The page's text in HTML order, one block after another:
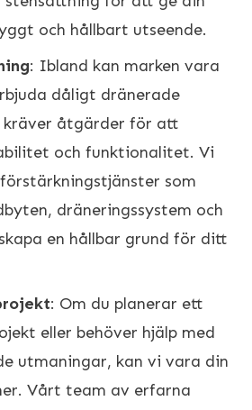
och hållbart utseende.
: Ibland kan marken vara
dåligt dränerade
kräver åtgärder för att
och funktionalitet. Vi
som
dräneringssystem och
en hållbar grund för ditt
: Om du planerar ett
eller behöver hjälp med
utmaningar, kan vi vara din
Vårt team av erfarna